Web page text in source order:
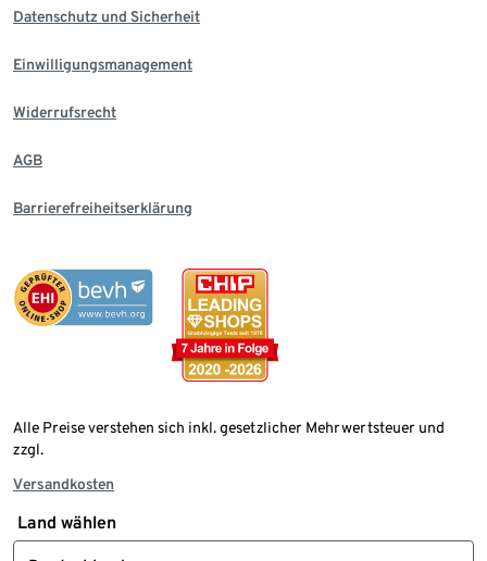
Datenschutz und Sicherheit
Einwilligungsmanagement
Widerrufsrecht
AGB
Barrierefreiheitserklärung
Alle Preise verstehen sich inkl. gesetzlicher Mehrwertsteuer und
zzgl.
Versandkosten
Land wählen